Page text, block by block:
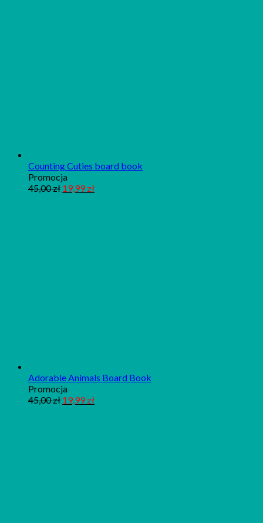
Counting Cuties board book
PromocjaProdukt
w
45,00zł 19,99zł
Adorable Animals Board Book
PromocjaProdukt
w
45,00zł 19,99zł